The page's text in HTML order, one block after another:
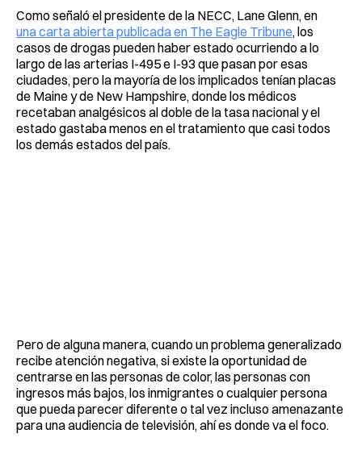
Como señaló el presidente de la NECC, Lane Glenn, en
una carta abierta publicada en The Eagle Tribune, los
casos de drogas pueden haber estado ocurriendo a lo
largo de las arterias I-495 e I-93 que pasan por esas
ciudades, pero la mayoría de los implicados tenían placas
de Maine y de New Hampshire, donde los médicos
recetaban analgésicos al doble de la tasa nacional y el
estado gastaba menos en el tratamiento que casi todos
los demás estados del país.
Pero de alguna manera, cuando un problema generalizado
recibe atención negativa, si existe la oportunidad de
centrarse en las personas de color, las personas con
ingresos más bajos, los inmigrantes o cualquier persona
que pueda parecer diferente o tal vez incluso amenazante
para una audiencia de televisión, ahí es donde va el foco.